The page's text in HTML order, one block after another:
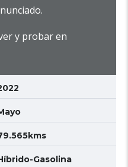
y probar en
Gasolina